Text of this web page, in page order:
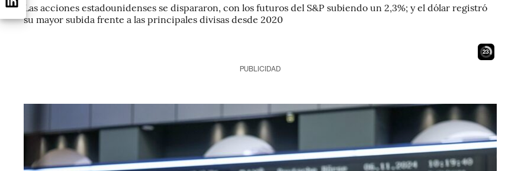
Las acciones estadounidenses se dispararon, con los futuros del S&P subiendo un 2,3%; y el dólar registró
su mayor subida frente a las principales divisas desde 2020
22
PUBLICIDAD